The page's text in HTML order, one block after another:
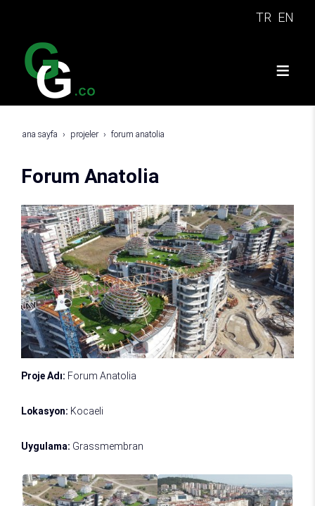
TR EN
ana sayfa projeler forum anatolia
Forum Anatolia
Proje Adı: Forum Anatolia
Lokasyon: Kocaeli
Uygulama: Grassmembran